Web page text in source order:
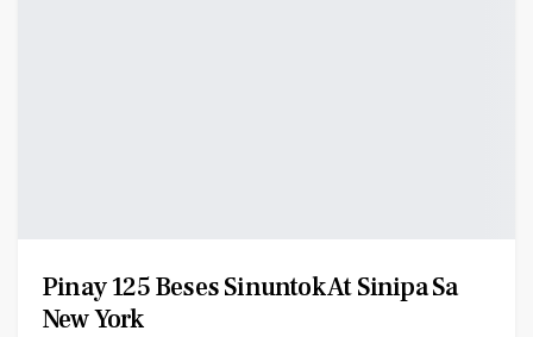
Pinay 125 Beses Sinuntok At Sinipa Sa
New York